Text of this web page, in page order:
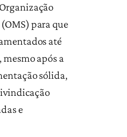
para que
até
após a
sólida,
e